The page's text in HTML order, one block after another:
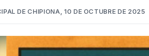
DE CHIPIONA, 10 DE OCTUBRE DE 2025